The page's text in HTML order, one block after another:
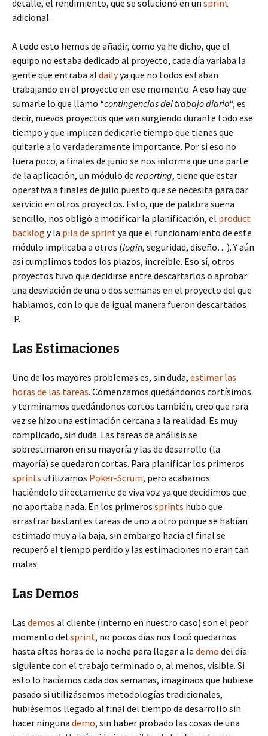
detalle, el rendimiento, que se solucionó en un sprint
adicional.
A todo esto hemos de añadir, como ya he dicho, que el
equipo no estaba dedicado al proyecto, cada día variaba la
gente que entraba al dailyya que no todos estaban
trabajando en el proyecto en ese momento. A eso hay que
sumarle lo que llamo “contingencias del trabajo diario“, es
decir, nuevos proyectos que van surgiendo durante todo ese
tiempo y que implican dedicarle tiempo que tienes que
quitarle a lo verdaderamente importante. Por si eso no
fuera poco, a finales de junio se nos informa que una parte
de la aplicación, un módulo de reporting, tiene que estar
operativa a finales de julio puesto que se necesita para dar
servicio en otros proyectos. Esto, que de palabra suena
sencillo, nos obligó a modificar la planificación, el product
backlog y la pila de sprintya que el funcionamiento de este
módulo implicaba a otros (login, seguridad, diseño…). Y aún
así cumplimos todos los plazos, increíble. Eso sí, otros
proyectos tuvo que decidirse entre descartarlos o aprobar
una desviación de una o dos semanas en el proyecto del que
hablamos, con lo que de igual manera fueron descartados
:P.
Las Estimaciones
Uno de los mayores problemas es, sin duda, estimar las
horas de las tareas. Comenzamos quedándonos cortísimos
y terminamos quedándonos cortos también, creo que rara
vez se hizo una estimación cercana a la realidad. Es muy
complicado, sin duda. Las tareas de análisis se
sobrestimaron en su mayoría y las de desarrollo (la
mayoría) se quedaron cortas. Para planificar los primeros
sprints utilizamos Poker-Scrum, pero acabamos
haciéndolo directamente de viva voz ya que decidimos que
no aportaba nada. En los primeros sprints hubo que
arrastrar bastantes tareas de uno a otro porque se habían
estimado muy a la baja, sin embargo hacia el final se
recuperó el tiempo perdido y las estimaciones no eran tan
malas.
Las Demos
Las demos al cliente (interno en nuestro caso) son el peor
momento del sprint, no pocos días nos tocó quedarnos
hasta altas horas de la noche para llegar a la demo del día
siguiente con el trabajo terminado o, al menos, visible. Si
esto lo hacíamos cada dos semanas, imaginaos que hubiese
pasado si utilizásemos metodologías tradicionales,
hubiésemos llegado al final del tiempo de desarrollo sin
hacer ninguna demo, sin haber probado las cosas de una